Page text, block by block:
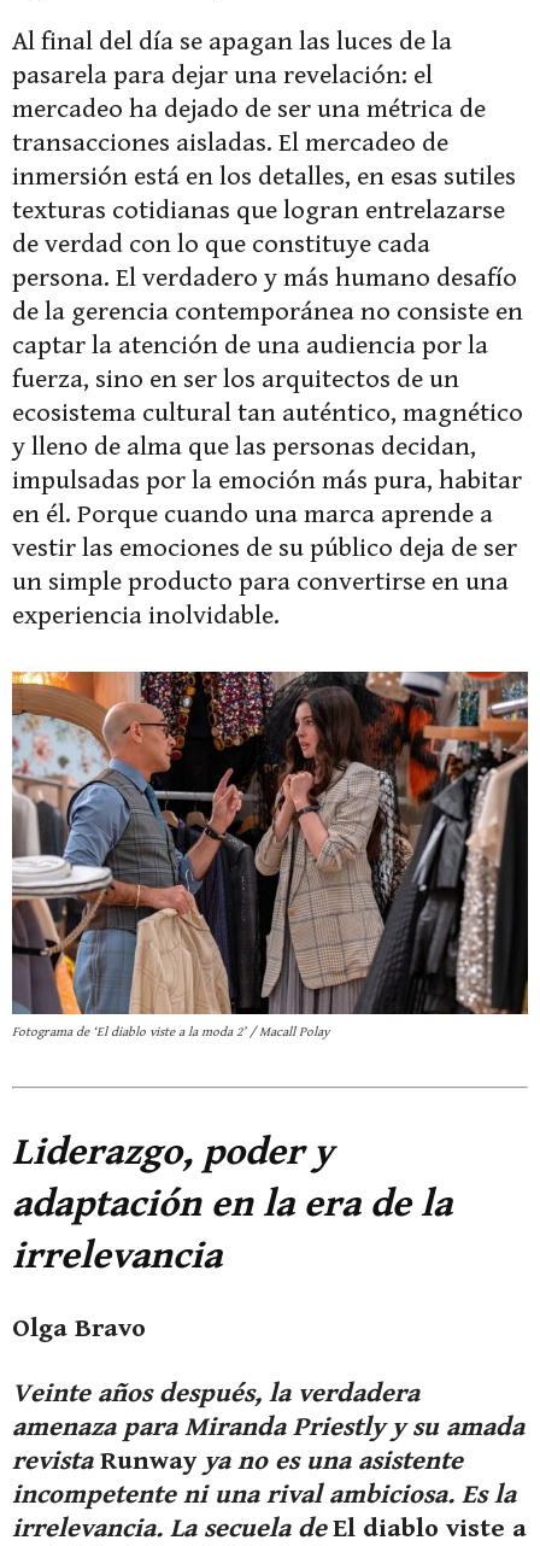
Al final del día se apagan las luces de la
pasarela para dejar una revelación: el
mercadeo ha dejado de ser una métrica de
transacciones aisladas. El mercadeo de
inmersión está en los detalles, en esas sutiles
texturas cotidianas que logran entrelazarse
de verdad con lo que constituye cada
persona. El verdadero y más humano desafío
de la gerencia contemporánea no consiste en
captar la atención de una audiencia por la
fuerza, sino en ser los arquitectos de un
ecosistema cultural tan auténtico, magnético
y lleno de alma que las personas decidan,
impulsadas por la emoción más pura, habitar
en él. Porque cuando una marca aprende a
vestir las emociones de su público deja de ser
un simple producto para convertirse en una
experiencia inolvidable.
Fotograma de ‘El diablo viste a la moda 2’ / Macall Polay
Liderazgo, poder y
adaptación en la era de la
irrelevancia
Olga Bravo
Veinte años después, la verdadera
amenaza para Miranda Priestly y su amada
revista Runwayya no es una asistente
incompetente ni una rival ambiciosa. Es la
irrelevancia. La secuela de El diablo viste a